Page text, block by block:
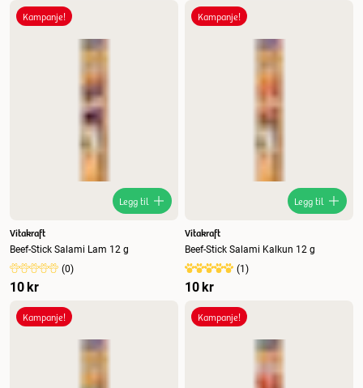
Kampanje!
Legg til
Vitakraft
Beef-Stick Salami Lam 12 g
(0)
10 kr
Kampanje!
Legg til
Vitakraft
Beef-Stick Salami Kalkun 12 g
(1)
10 kr
Kampanje! Kampanje!